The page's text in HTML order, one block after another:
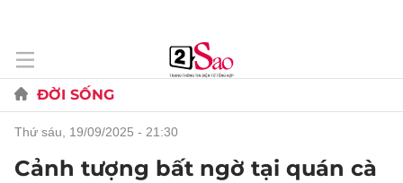
ĐỜI SỐNG
thứ sáu, 19/09/2025 - 21:30
Cảnh tượng bất ngờ tại quán cà